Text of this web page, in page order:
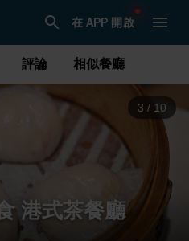
在 APP 開啟
評論 相似餐廳
3 / 10
港式茶餐廳